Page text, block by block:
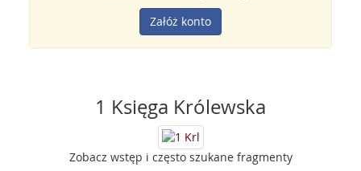
Załóż konto
1 Księga Królewska
Zobacz wstęp i często szukane fragmenty